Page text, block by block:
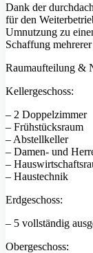
Dank der
für den
Umnutzung zu
Schaffung
Raumaufteilung &
Kellergeschoss:
– 2 Doppelzimmer
– Frühstücksraum
– Abstellkeller
– Damen- und
–
– Haustechnik
Erdgeschoss:
– 5 vollständig
Obergeschoss: